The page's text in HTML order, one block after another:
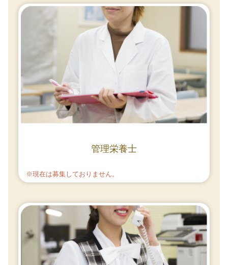
管理栄養士
※現在は募集しておりません。